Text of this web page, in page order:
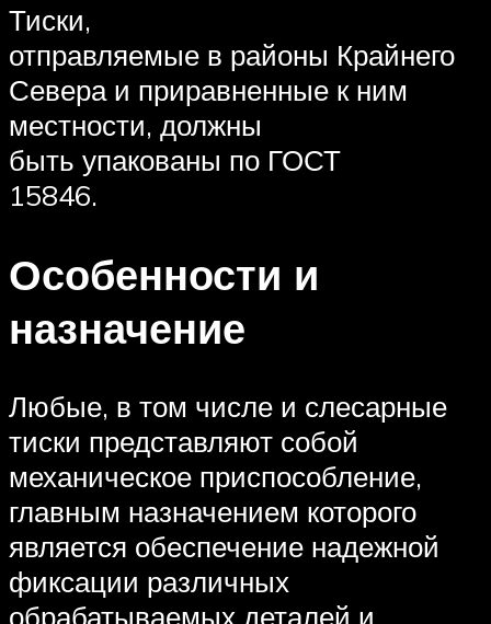
Тиски,
отправляемые в районы Крайнего
Севера и приравненные к ним
местности, должны
быть упакованы по ГОСТ
15846.
Особенности и
назначение
Любые, в том числе и слесарные
тиски представляют собой
механическое приспособление,
главным назначением которого
является обеспечение надежной
фиксации различных
обрабатываемых деталей и